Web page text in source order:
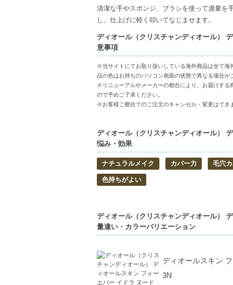
コンビニ後払いには、決済代行会社による審
◇こちらの商品は、ヤマト運輸、佐川急便も
◇配送伝票の依頼主名、納品書に弊社以外の
◇上記注意書き記載がある商品の合計金額が
◇1件のご注文でも倉庫が異なる場合や配送
明細書は分割してそれぞれの荷物に同梱され
◇この商品はラッピングができません。
【商品の特徴】
優れたカバー力-透明感のある美しい肌色を
持続力アップ-長時間美しい仕上がりを保ち、
【こんな方へおすすめ】
ナチュラルな仕上がりを求める方
清潔な手やスポンジ、ブラシを使って適量を
し、仕上げに軽く叩いてなじませます。
ディオール（クリスチャンディオール）
意事項
※当サイトにてお取り扱いしている海外商品は全て海
品の色はお持ちのパソコン画面の状態で異なる場合が
※リニューアルやメーカーの都合により、お届けする
ので予めご了承ください。
※お客様ご都合でのご注文のキャンセル・変更はでき
ディオール（クリスチャンディオール）
悩み・効果
ナチュラルメイク カバー力 毛穴
色持ちがよい
ディオール（クリスチャンディオール）
量違い・カラーバリエーション
ディオールスキン
3N